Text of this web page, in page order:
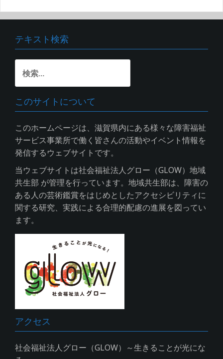
テキスト検索
索:
このサイトについて
このホームページは、滋賀県内にある様々な障害福祉
サービス事業所で働く皆さんの活動やイベント情報を
発信するウェブサイトです。
当ウェブサイトは社会福祉法人グロー（GLOW）地域
共生部 が管理を行っています。地域共生部は、障害の
ある人の芸術鑑賞をはじめとしたアクセシビリティに
関する研究、実践による合理的配慮の進展を図ってい
ます。
アクセス
社会福祉法人グロー（GLOW）～生きることが光にな